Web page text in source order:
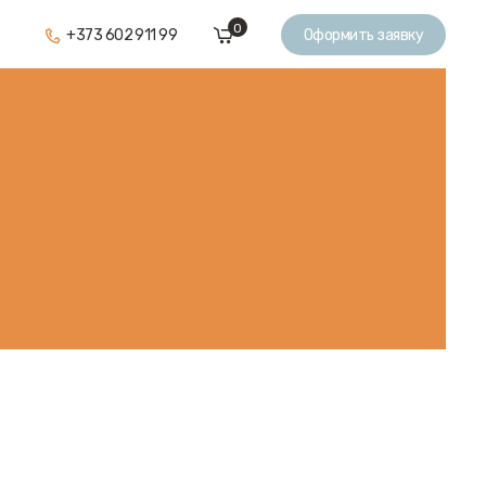
+373 602 911 99 0 Оформить заявку